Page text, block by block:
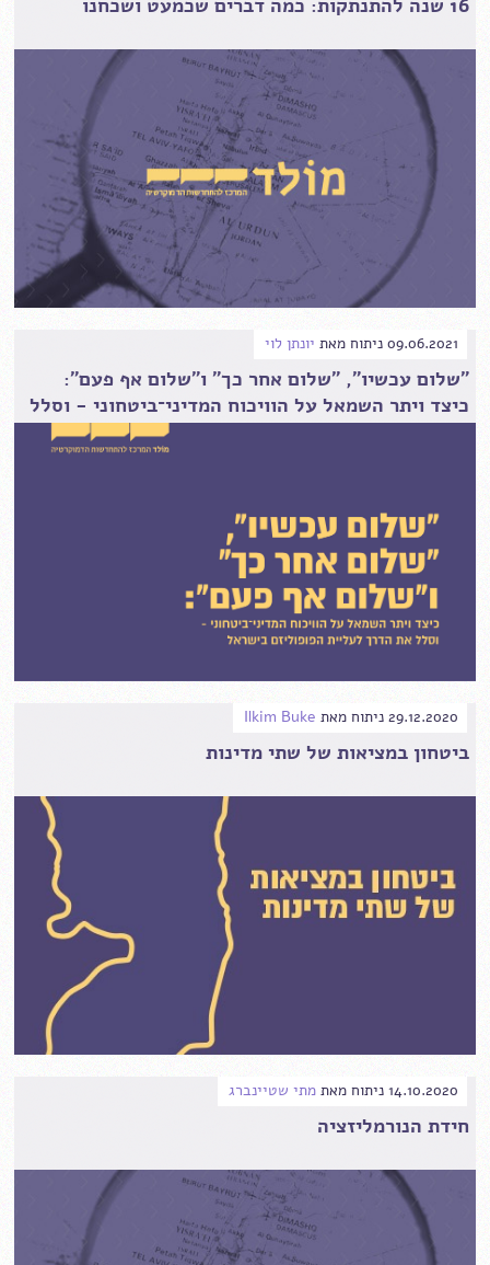
16 שנה להתנתקות: כמה דברים שכמעט ושכחנו
09.06.2021 ניתוח מאת יונתן לוי
"שלום עכשיו", "שלום אחר כך" ו"שלום אף פעם":
כיצד ויתר השמאל על הוויכוח המדיני־ביטחוני - וסלל
את הדרך לעליית הפופוליזם בישראל
29.12.2020 ניתוח מאת Ilkim Buke
ביטחון במציאות של שתי מדינות
14.10.2020 ניתוח מאת מתי שטיינברג
חידת הנורמליזציה